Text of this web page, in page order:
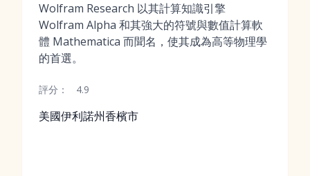
Wolfram Research 以其計算知識引擎
Wolfram Alpha 和其強大的符號與數值計算軟
體 Mathematica 而聞名，使其成為高等物理學
的首選。
評分： 4.9
美國伊利諾州香檳市